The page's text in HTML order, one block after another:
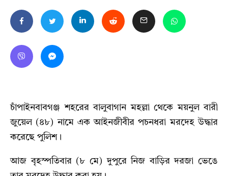
চাঁপাইনবাবগঞ্জ শহরের বালুবাগান মহল্লা থেকে ময়নুল বারী
জুয়েল (৪৮) নামে এক আইনজীবীর পচনধরা মরদেহ উদ্ধার
করেছে পুলিশ।
আজ বৃহস্পতিবার (৮ মে) দুপুরে নিজ বাড়ির দরজা ভেঙে